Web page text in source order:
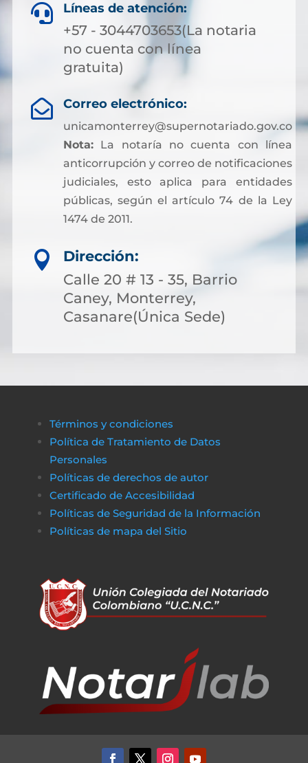
 Líneas de atención:
+57 - 3044703653(La notaria
no cuenta con línea
gratuita)
 Correo electrónico:
unicamonterrey@supernotariado.gov.co
Nota:La notaría no cuenta con línea
anticorrupción y correo de notificaciones
judiciales, esto aplica para entidades
públicas, según el artículo 74 de la Ley
1474 de 2011.

Dirección:
Calle 20 # 13 - 35, Barrio
Caney, Monterrey,
Casanare(Única Sede)
Términos y condiciones
Política de Tratamiento de Datos
Personales
Políticas de derechos de autor
Certificado de Accesibilidad
Políticas de Seguridad de la Información
Políticas de mapa del Sitio